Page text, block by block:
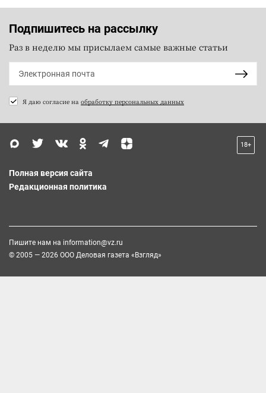
Подпишитесь на рассылку
Раз в неделю мы присылаем самые важные статьи
Я даю согласие на обработку персональных данных
18+
Полная версия сайта
Редакционная политика
Пишите нам на information@vz.ru
© 2005 — 2026 ООО Деловая газета «Взгляд»